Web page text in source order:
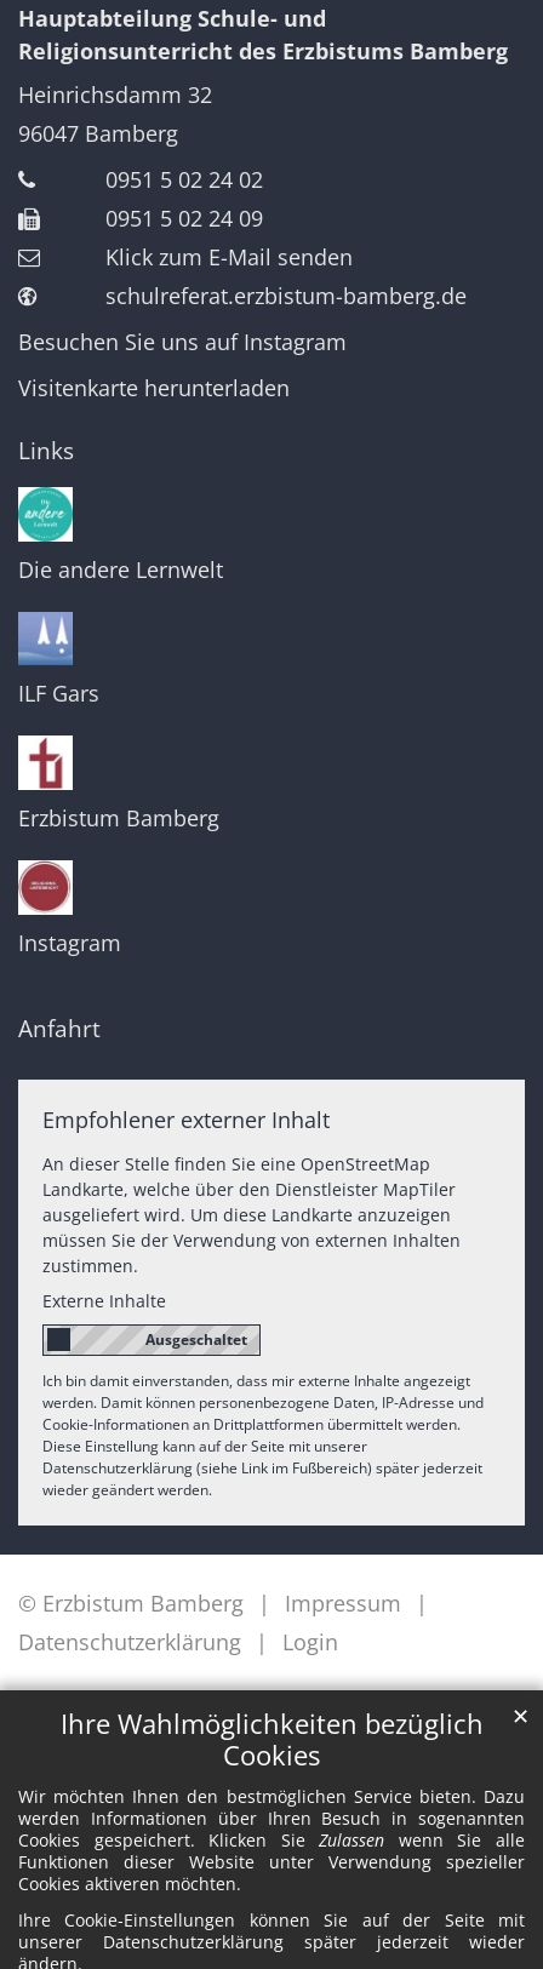
Ihre Wahlmöglichkeiten bezüglich
Cookies
Wir möchten Ihnen den bestmöglichen Service bieten. Dazu
werden Informationen über Ihren Besuch in sogenannten
Cookies gespeichert. Klicken SieZulassen wenn Sie alle
Funktionen dieser Website unter Verwendung spezieller
Cookies aktiveren möchten.
Ihre Cookie-Einstellungen können Sie auf der Seite mit
unserer Datenschutzerklärung später jederzeit wieder
ändern.
✕
Hauptabteilung Schule- und
Religionsunterricht des Erzbistums Bamberg
Heinrichsdamm 32
96047 Bamberg
0951 5 02 24 02
0951 5 02 24 09
Klick zum E-Mail senden
schulreferat.erzbistum-bamberg.de
Besuchen Sie uns auf Instagram
Visitenkarte herunterladen
Links
Die andere Lernwelt
ILF Gars
Erzbistum Bamberg
Instagram
Anfahrt
Empfohlener externer Inhalt
An dieser Stelle finden Sie eine OpenStreetMap
Landkarte, welche über den Dienstleister MapTiler
ausgeliefert wird. Um diese Landkarte anzuzeigen
müssen Sie der Verwendung von externen Inhalten
zustimmen.
Externe Inhalte
Ich bin damit einverstanden, dass mir externe Inhalte angezeigt
werden. Damit können personenbezogene Daten, IP-Adresse und
Cookie-Informationen an Drittplattformen übermittelt werden.
Diese Einstellung kann auf der Seite mit unserer
Datenschutzerklärung (siehe Link im Fußbereich) später jederzeit
wieder geändert werden.
© Erzbistum Bamberg
Impressum
Datenschutzerklärung
Login